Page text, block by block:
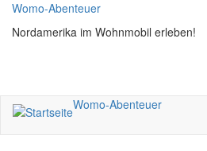
Direkt
zum
Inhalt
Womo-Abenteuer
Nordamerika im Wohnmobil erleben!
Womo-Abenteuer